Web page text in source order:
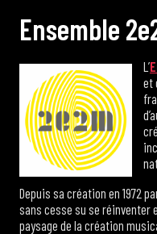
Ensemble 2e
L’
et
Depuis sa création en 1972
sans cesse su se réinventer
paysage de la création